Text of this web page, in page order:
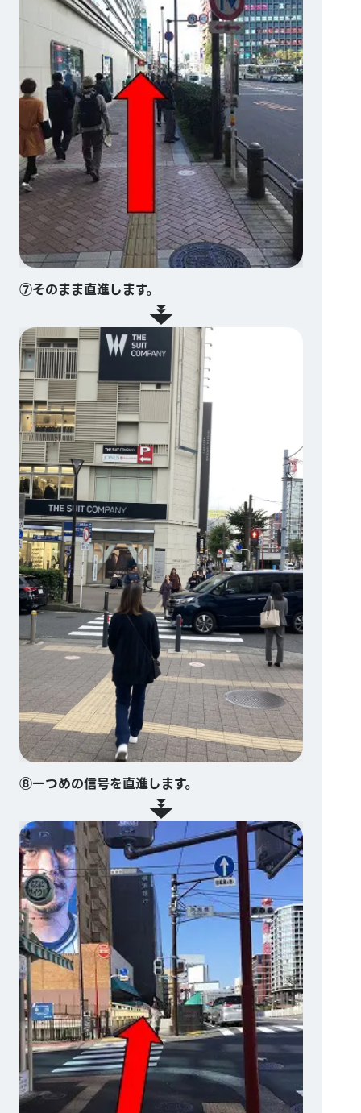
⑦そのまま直進します。
⑧一つめの信号を直進します。